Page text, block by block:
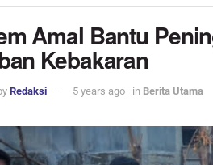
Amal Bantu
Kebakaran
Redaksi 5 years ago in Berita Utama